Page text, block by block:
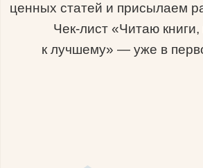
ценных статей и присылаем
Чек-лист «Читаю
к лучшему» — уже в